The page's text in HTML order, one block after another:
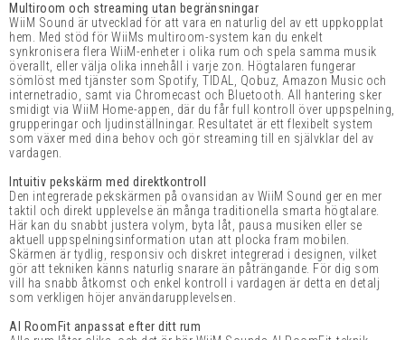
Multiroom och streaming utan begränsningar
WiiM Sound är utvecklad för att vara en naturlig del av ett uppkopplat
hem. Med stöd för WiiMs multiroom-system kan du enkelt
synkronisera flera WiiM-enheter i olika rum och spela samma musik
överallt, eller välja olika innehåll i varje zon. Högtalaren fungerar
sömlöst med tjänster som Spotify, TIDAL, Qobuz, Amazon Music och
internetradio, samt via Chromecast och Bluetooth. All hantering sker
smidigt via WiiM Home-appen, där du får full kontroll över uppspelning,
grupperingar och ljudinställningar. Resultatet är ett flexibelt system
som växer med dina behov och gör streaming till en självklar del av
vardagen.
Intuitiv pekskärm med direktkontroll
Den integrerade pekskärmen på ovansidan av WiiM Sound ger en mer
taktil och direkt upplevelse än många traditionella smarta högtalare.
Här kan du snabbt justera volym, byta låt, pausa musiken eller se
aktuell uppspelningsinformation utan att plocka fram mobilen.
Skärmen är tydlig, responsiv och diskret integrerad i designen, vilket
gör att tekniken känns naturlig snarare än påträngande. För dig som
vill ha snabb åtkomst och enkel kontroll i vardagen är detta en detalj
som verkligen höjer användarupplevelsen.
AI RoomFit anpassat efter ditt rum